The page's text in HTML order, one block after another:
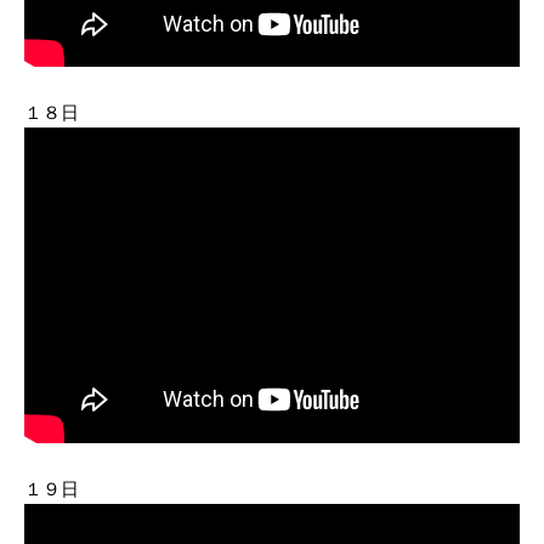
１８日
１９日